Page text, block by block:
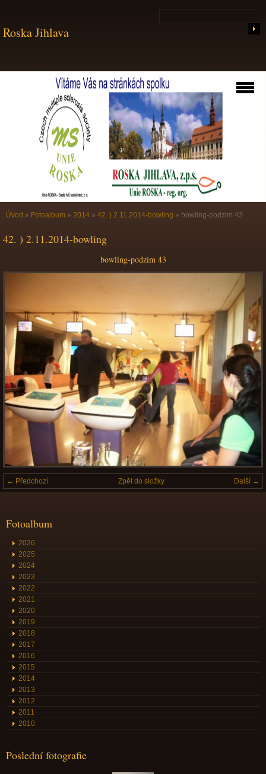
Roska Jihlava
Úvod » Fotoalbum » 2014 » 42. ) 2.11.2014-bowling » bowling-podzim 43
42. ) 2.11.2014-bowling
bowling-podzim 43
← Předchozí Další →
Zpět do složky
Fotoalbum
2026
2025
2024
2023
2022
2021
2020
2019
2018
2017
2016
2015
2014
2013
2012
2011
2010
Poslední fotografie